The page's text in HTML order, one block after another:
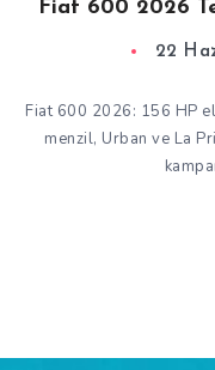
Fiat 600 2026
22
Fiat 600 2026: 156 HP
menzil, Urban ve La